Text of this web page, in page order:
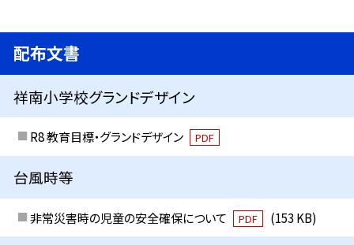
配布文書
祥南小学校グランドデザイン
R8 教育目標・グランドデザイン PDF
台風時等
非常災害時の児童の安全確保について PDF (153 KB)